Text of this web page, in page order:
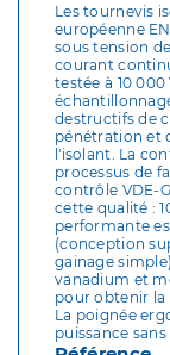
Les tournevis
européenne
sous tension
courant
testée à 10
destructifs de
pénétration et
l'isolant. La
processus de
contrôle VDE-
cette qualité :
performante
(conception
gainage
vanadium et
pour obtenir la
La poignée
puissance sans